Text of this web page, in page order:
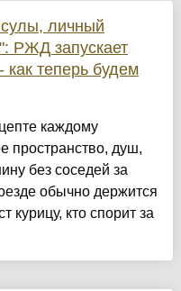
личный
РЖД запускает
как теперь будем
каждому
пространство, душ,
без соседей за
обычно держится
курицу, кто спорит за